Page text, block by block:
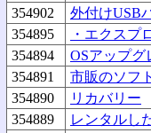
354902
外付けUSB
354895
・エクスプ
354894
OSアップグ
354891
市販のソフ
354890
リカバリー
354889
レンタルし